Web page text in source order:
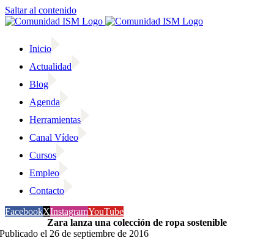
Saltar al contenido
Inicio
Actualidad
Blog
Agenda
Herramientas
Canal Vídeo
Cursos
Empleo
Contacto
FacebookXInstagramYouTube
Zara lanza una colección de ropa sostenible
Publicado el 26 de septiembre de 2016